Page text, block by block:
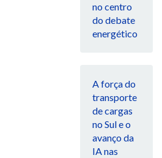
no centro
do debate
energético
A força do
transporte
de cargas
no Sul e o
avanço da
IA nas